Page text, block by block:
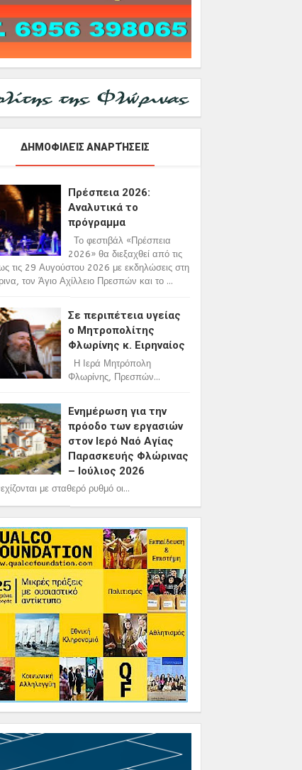
ΔΗΜΟΦΙΛΕΊΣ ΑΝΑΡΤΉΣΕΙΣ
Πρέσπεια 2026:
Αναλυτικά το
πρόγραμμα
Το φεστιβάλ «Πρέσπεια
2026» θα διεξαχθεί από τις
τις 29 Αυγούστου 2026 με εκδηλώσεις στη
τον Άγιο Αχίλλειο Πρεσπών και το ...
Σε περιπέτεια υγείας
ο Μητροπολίτης
Φλωρίνης κ. Ειρηναίος
Η Ιερά Μητρόπολη
Φλωρίνης, Πρεσπών...
Ενημέρωση για την
πρόοδο των εργασιών
στον Ιερό Ναό Αγίας
Παρασκευής Φλώρινας
– Ιούλιος 2026
με σταθερό ρυθμό οι...